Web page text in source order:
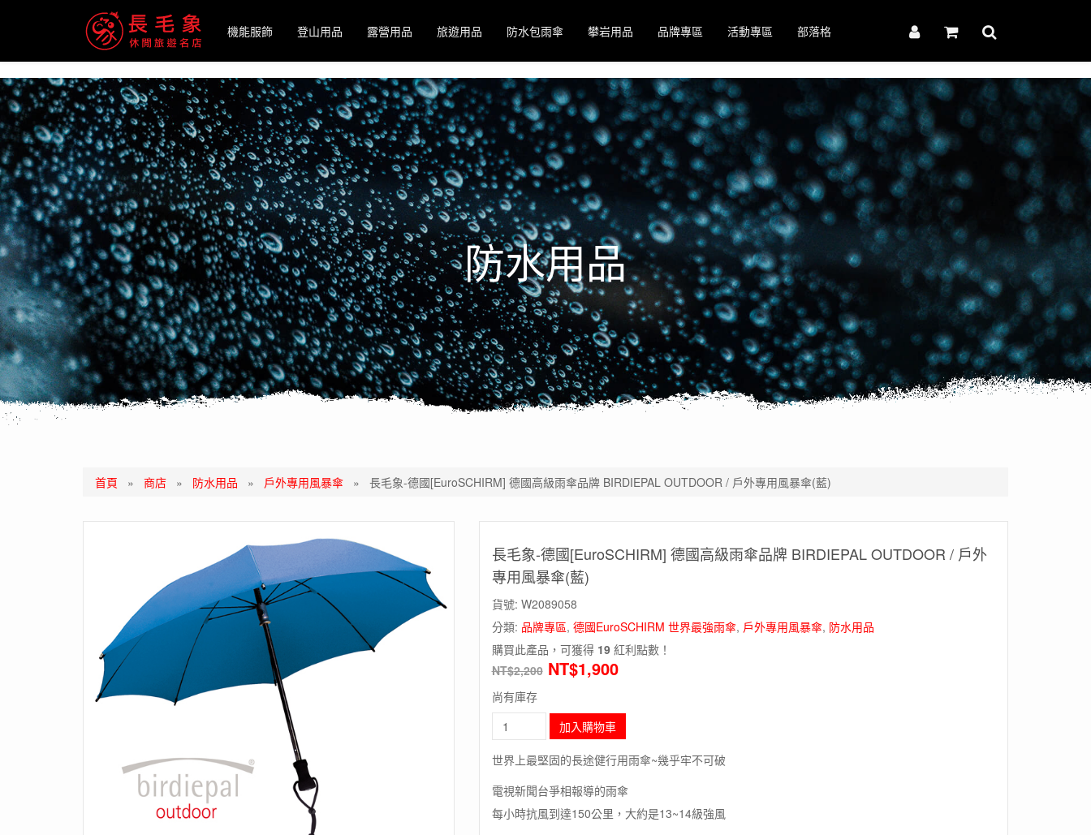
機能服飾
登山用品 露營用品 旅遊用品 防水包雨傘 攀岩用品 品牌專區 活動專區 部落格
防水用品
首頁 » 商店 » 防水用品 » 戶外專用風暴傘 » 長毛象-德國[EuroSCHIRM] 德國高級雨傘品牌 BIRDIEPAL OUTDOOR / 戶外專用風暴傘(藍)
長毛象-德國[EuroSCHIRM] 德國高級雨傘品牌 BIRDIEPAL OUTDOOR / 戶外
專用風暴傘(藍)
貨號: W2089058
分類: 品牌專區, 德國EuroSCHIRM 世界最強雨傘, 戶外專用風暴傘, 防水用品
購買此產品，可獲得 19紅利點數！
NT$2,200 NT$1,900
尚有庫存
毛
象-
德
國
[EuroSCHIRM]
德
加入購物車
世界上最堅固的長途健行用雨傘~幾乎牢不可破
電視新聞台爭相報導的雨傘
每小時抗風到達150公里，大約是13~14級強風